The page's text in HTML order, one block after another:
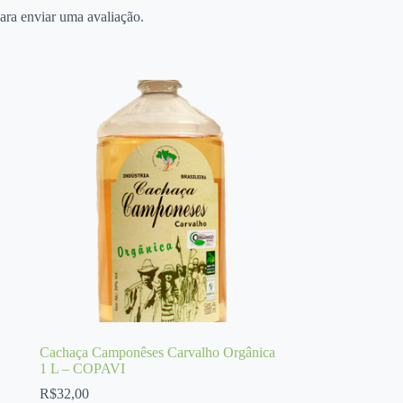
enviar uma avaliação.
Cachaça Camponêses Carvalho Orgânica
1 L – COPAVI
R$32,00